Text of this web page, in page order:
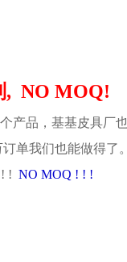
, NO MOQ!
产品，基基皮具厂
单我们也能做得了
! NO MOQ ! ! !